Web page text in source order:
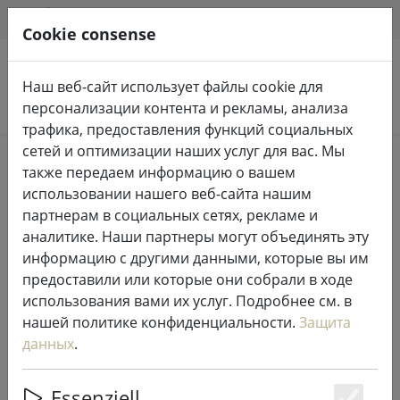
Поиск продуктов
Home %Продажа
Мельница для специй Zone
Конфетти 6,5 х 15,5 см лайм
47% DISCOUNT
Cookie consense
Наш веб-сайт использует файлы cookie для
персонализации контента и рекламы, анализа
трафика, предоставления функций социальных
сетей и оптимизации наших услуг для вас. Мы
также передаем информацию о вашем
использовании нашего веб-сайта нашим
партнерам в социальных сетях, рекламе и
аналитике. Наши партнеры могут объединять эту
информацию с другими данными, которые вы им
предоставили или которые они собрали в ходе
использования вами их услуг. Подробнее см. в
нашей политике конфиденциальности. Защита
данных.